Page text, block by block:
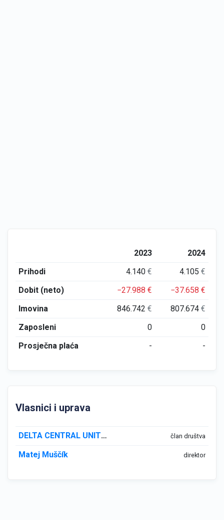
2023
2024
Prihodi
4.140€ 4.105€
Dobit (neto)
−27.988€ −37.658€
Imovina
846.742€ 807.674€
Zaposleni
0
0
Prosječna plaća
- -
Vlasnici i uprava
DELTA CENTRAL UNITED KINGDOM LTD član društva
Matej Muščík direktor